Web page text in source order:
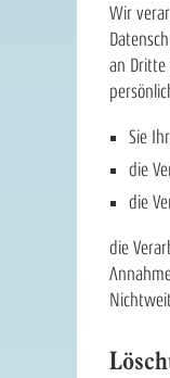
Wir
an
Sie
die
die
die